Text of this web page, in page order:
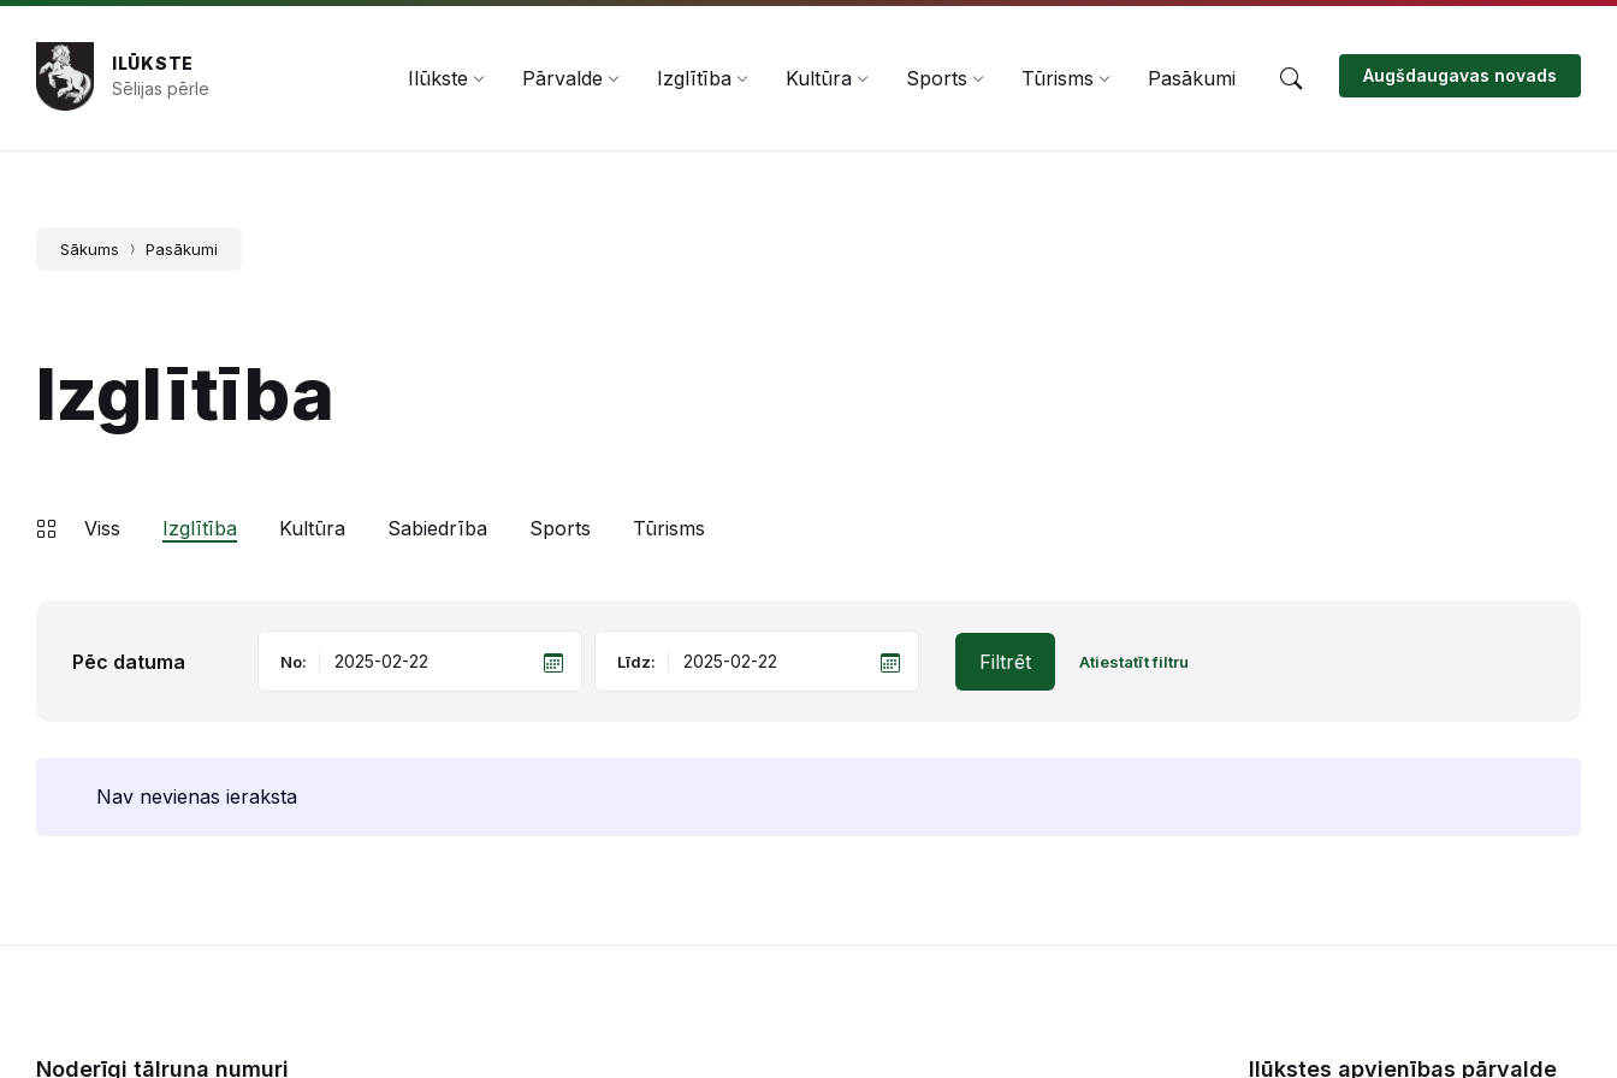
Pāriet
saturu
Skip
navigation
Skip
footer
ILŪKSTE
Sēlijas pērle
Ilūkste Pārvalde Izglītība Kultūra Sports Tūrisms Pasākumi Augšdaugavas novads
Sākums Pasākumi
Izglītība
Viss Izglītība Kultūra Sabiedrība Sports Tūrisms
Pēc datuma No: Līdz: Filtrēt Atiestatīt filtru
Nav nevienas ieraksta
Noderīgi tālruņa numuri Ilūkstes apvienības pārvalde